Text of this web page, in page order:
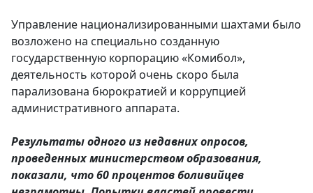
Управление национализированными шахтами было
возложено на специально созданную
государственную корпорацию «Комибол»,
деятельность которой очень скоро была
парализована бюрократией и коррупцией
административного аппарата.
Результаты одного из недавних опросов,
проведенных министерством образования,
показали, что 60 процентов боливийцев